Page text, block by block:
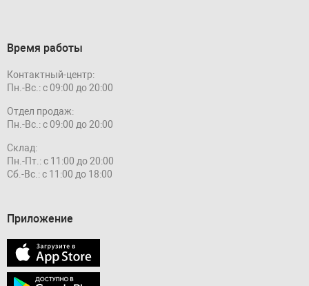
Время работы
Контактный-центр:
Пн.-Вс.: с 09:00 до 20:00
Отдел продаж:
Пн.-Вс.: с 09:00 до 20:00
Склад:
Пн.-Пт.: с 11:00 до 20:00
Сб.-Вс.: с 11:00 до 18:00
Приложение